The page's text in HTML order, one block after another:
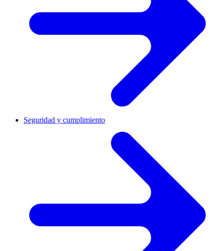
Seguridad y cumplimiento